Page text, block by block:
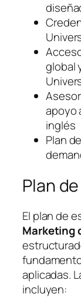
global
apoyo
inglés
Plan
Plan
El plan de
Marketing
aplicadas.
incluyen: